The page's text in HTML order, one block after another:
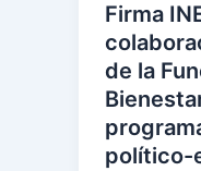
Firma
de la
político-